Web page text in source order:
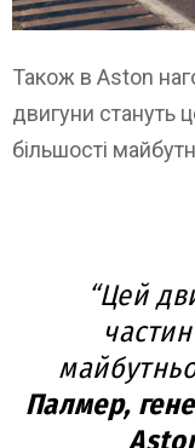
Також в Aston
двигуни стануть
більшості
“Цей
Палмер,